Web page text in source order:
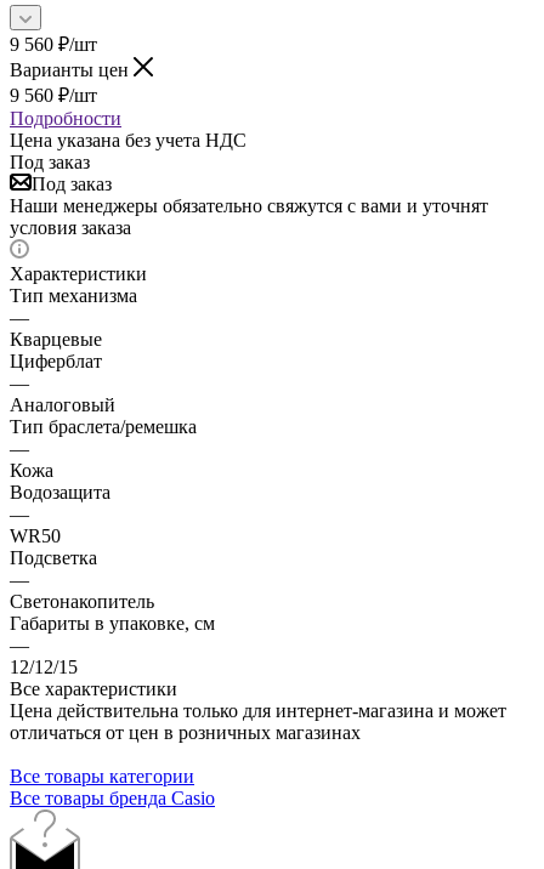
9 560 ₽/шт
Варианты цен
9 560 ₽/шт
Подробности
Цена указана без учета НДС
Под заказ
Под заказ
Наши менеджеры обязательно свяжутся с вами и уточнят
условия заказа
Характеристики
Тип механизма
—
Кварцевые
Циферблат
—
Аналоговый
Тип браслета/ремешка
—
Кожа
Водозащита
—
WR50
Подсветка
—
Светонакопитель
Габариты в упаковке, см
—
12/12/15
Все характеристики
Цена действительна только для интернет-магазина и может
отличаться от цен в розничных магазинах
Все товары категории
Все товары бренда Casio